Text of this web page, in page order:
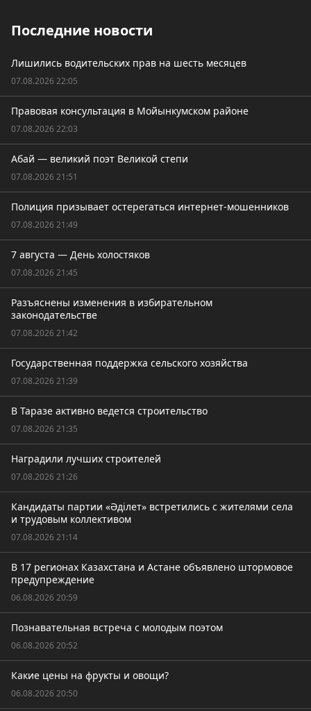
Последние новости
Лишились водительских прав на шесть месяцев
07.08.2026 22:05
Правовая консультация в Мойынкумском районе
07.08.2026 22:03
Абай — великий поэт Великой степи
07.08.2026 21:51
Полиция призывает остерегаться интернет-мошенников
07.08.2026 21:49
7 августа — День холостяков
07.08.2026 21:45
Разъяснены изменения в избирательном
законодательстве
07.08.2026 21:42
Государственная поддержка сельского хозяйства
07.08.2026 21:39
В Таразе активно ведется строительство
07.08.2026 21:35
Наградили лучших строителей
07.08.2026 21:26
Кандидаты партии «Әділет» встретились с жителями села
и трудовым коллективом
07.08.2026 21:14
В 17 регионах Казахстана и Астане объявлено штормовое
предупреждение
06.08.2026 20:59
Познавательная встреча с молодым поэтом
06.08.2026 20:52
Какие цены на фрукты и овощи?
06.08.2026 20:50